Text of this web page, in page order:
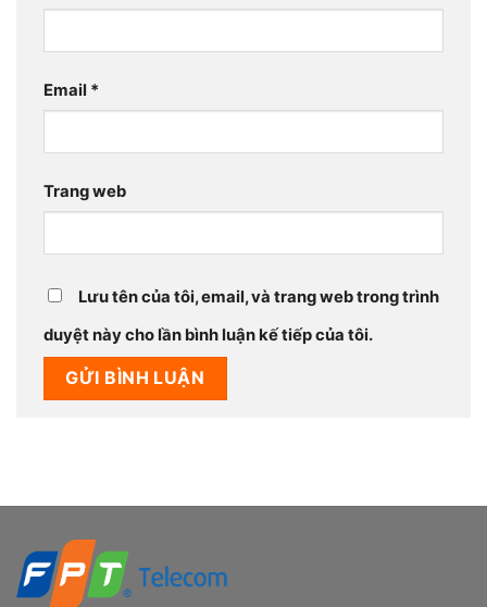
Email *
Trang web
Lưu tên của tôi, email, và trang web trong trình
duyệt này cho lần bình luận kế tiếp của tôi.